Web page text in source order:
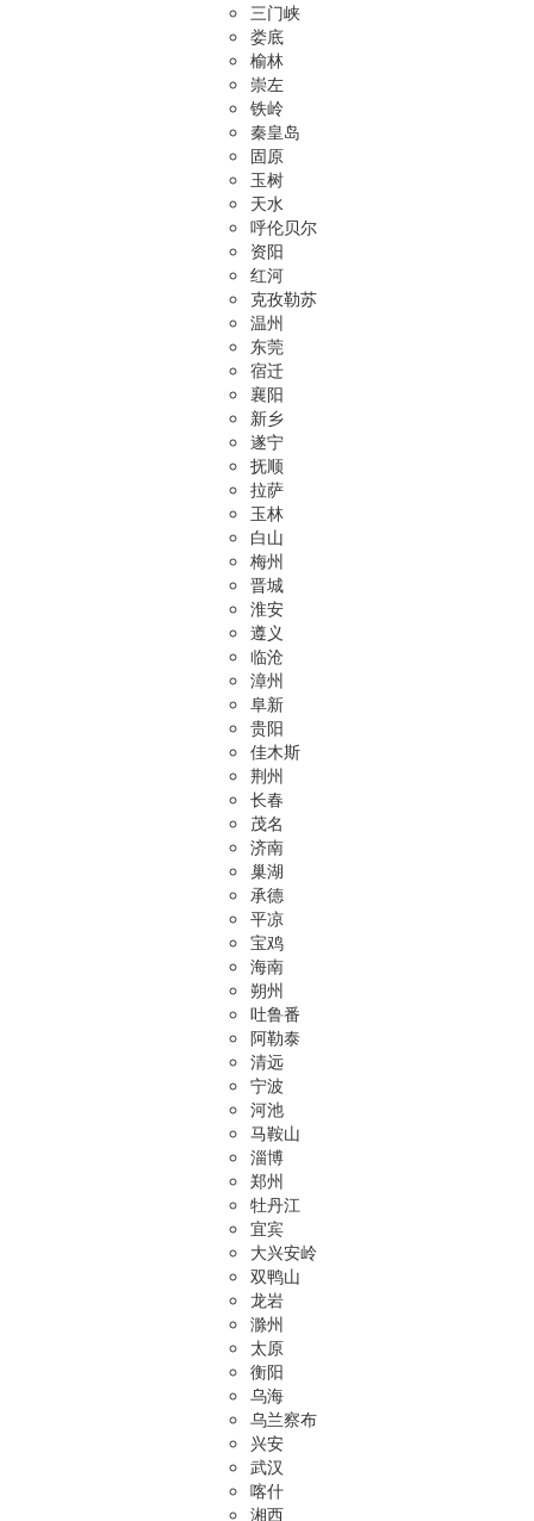
三门峡
娄底
榆林
崇左
铁岭
秦皇岛
固原
玉树
天水
呼伦贝尔
资阳
红河
克孜勒苏
温州
东莞
宿迁
襄阳
新乡
遂宁
抚顺
拉萨
玉林
白山
梅州
晋城
淮安
遵义
临沧
漳州
阜新
贵阳
佳木斯
荆州
长春
茂名
济南
巢湖
承德
平凉
宝鸡
海南
朔州
吐鲁番
阿勒泰
清远
宁波
河池
马鞍山
淄博
郑州
牡丹江
宜宾
大兴安岭
双鸭山
龙岩
滁州
太原
衡阳
乌海
乌兰察布
兴安
武汉
喀什
湘西